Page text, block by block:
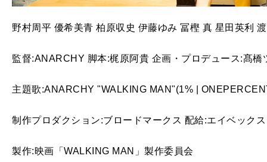
野村周平 優希美青 柏原収史 伊藤ゆみ 冨樫 真 星田英利
監督:ANARCHY 脚本:梶原阿貴 企画・プロデュース:髙橋
主題歌:ANARCHY "WALKING MAN"(1% |
制作プロダクション:ブロードマークス 配給:エイベック
製作:映画「WALKING MAN」製作委員会